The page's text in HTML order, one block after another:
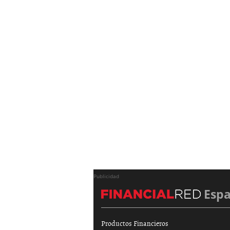
Publicidad
Productos Financieros